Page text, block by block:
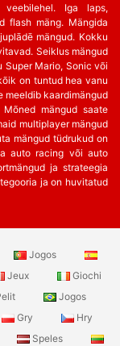
Iga laps,
flash mäng. Mängida
mängud. Kokku
Seiklus mängud
Mario, Sonic või
on tuntud hea vanu
meeldib kaardimängud
mängud saate
multiplayer mängud
mängud tüdrukud on
auto racing või auto
ja strateegia
ja on huvitatud
Jogos
Jeux
Giochi
Jogos
Gry
Hry
Speles